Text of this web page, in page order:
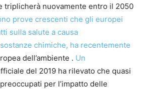
triplicherà nuovamente entro il 2050
prove crescenti che gli europei
sulla salute a causa
chimiche, ha recentemente
dell’ambiente . Un
del 2019 ha rilevato che quasi
per l’impatto delle